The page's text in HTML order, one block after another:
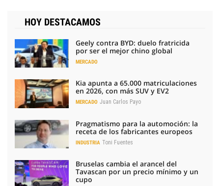
HOY DESTACAMOS
Geely contra BYD: duelo fratricida
por ser el mejor chino global
MERCADO
Kia apunta a 65.000 matriculaciones
en 2026, con más SUV y EV2
MERCADO Juan Carlos Payo
Pragmatismo para la automoción: la
receta de los fabricantes europeos
INDUSTRIA Toni Fuentes
Bruselas cambia el arancel del
Tavascan por un precio mínimo y un
cupo